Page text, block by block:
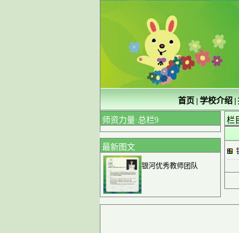
首页 学校介绍
师资力量·总栏9
最新图文
银河优秀教师团队
栏